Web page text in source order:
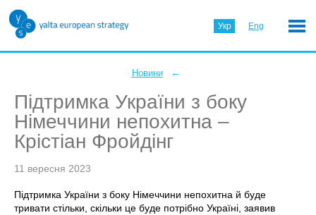
Укр Eng
Новини ←
Підтримка України з боку
Німеччини непохитна –
Крістіан Фройдінг
11 вересня 2023
Підтримка України з боку Німеччини непохитна й буде
тривати стільки, скільки це буде потрібно Україні, заявив